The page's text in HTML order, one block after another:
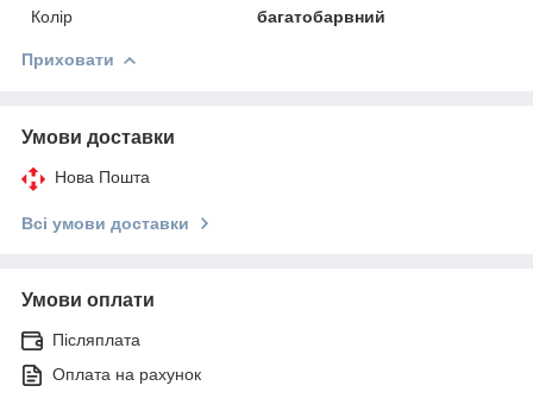
Колір багатобарвний
Приховати
Умови доставки
Нова Пошта
Всі умови доставки
Умови оплати
Післяплата
Оплата на рахунок